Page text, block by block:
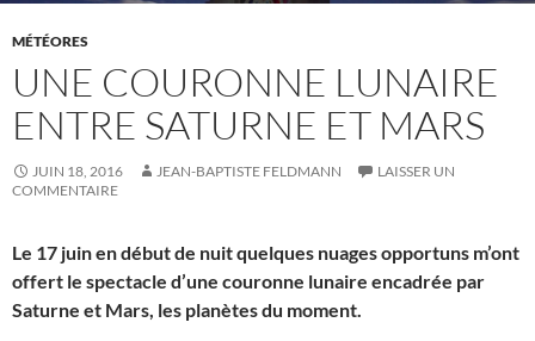
MÉTÉORES
UNE COURONNE LUNAIRE
ENTRE SATURNE ET MARS
JUIN 18, 2016 JEAN-BAPTISTE FELDMANN
LAISSER UN
COMMENTAIRE
Le 17 juin en début de nuit quelques nuages opportuns m’ont
offert le spectacle d’une couronne lunaire encadrée par
Saturne et Mars, les planètes du moment.